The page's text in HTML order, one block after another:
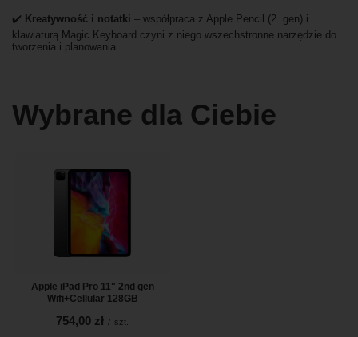
✔️ Kreatywność i notatki – współpraca z Apple Pencil (2. gen) i
klawiaturą Magic Keyboard czyni z niego wszechstronne narzędzie do
tworzenia i planowania.
Wybrane dla Ciebie
Apple iPad Pro 11" 2nd gen
Wifi+Cellular 128GB
754,00 zł / szt.